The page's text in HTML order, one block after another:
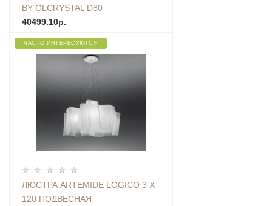
BY GLCRYSTAL D80
40499.10р.
ЧАСТО ИНТЕРЕСУЮТСЯ
ЛЮСТРА ARTEMIDE LOGICO 3 X
120 ПОДВЕСНАЯ